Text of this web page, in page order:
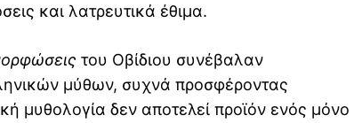
και λατρευτικά έθιμα.
του Οβίδιου συνέβαλαν
μύθων, συχνά προσφέροντας
μυθολογία δεν αποτελεί προϊόν ενός μόνο